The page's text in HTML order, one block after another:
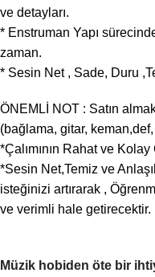
ve detayları.
* Enstruman Yapı
zaman.
* Sesin Net , Sade, Duru
ÖNEMLİ NOT : Satın
(bağlama, gitar,
*Çalımının Rahat ve Kolay
*Sesin Net,Temiz ve
isteğinizi artırarak ,
ve verimli hale getirecektir.
Müzik hobiden öte bir